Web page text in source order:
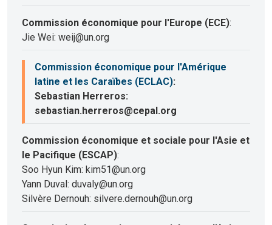
Commission économique pour l'Europe (ECE):
Jie Wei: weij@un.org
Commission économique pour l'Amérique
latine et les Caraïbes (ECLAC):
Sebastian Herreros:
sebastian.herreros@cepal.org
Commission économique et sociale pour l'Asie et
le Pacifique (ESCAP):
Soo Hyun Kim: kim51@un.org
Yann Duval: duvaly@un.org
Silvère Dernouh: silvere.dernouh@un.org